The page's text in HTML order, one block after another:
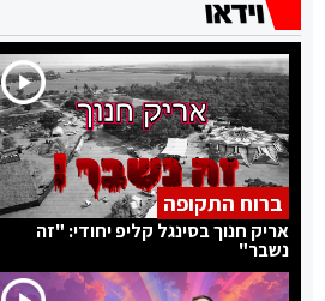
ברוח התקופה
אריק חנוך בסינגל קליפ יחודי: "זה
נשבר"